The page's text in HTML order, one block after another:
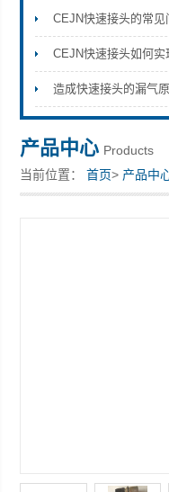
上海康驿实业有限公司
CEJN快速接头的常见
CEJN快速接头如何
造成快速接头的漏气
产品中心 Products
当前位置：首页> 产品中
快速接头 10 116 1202